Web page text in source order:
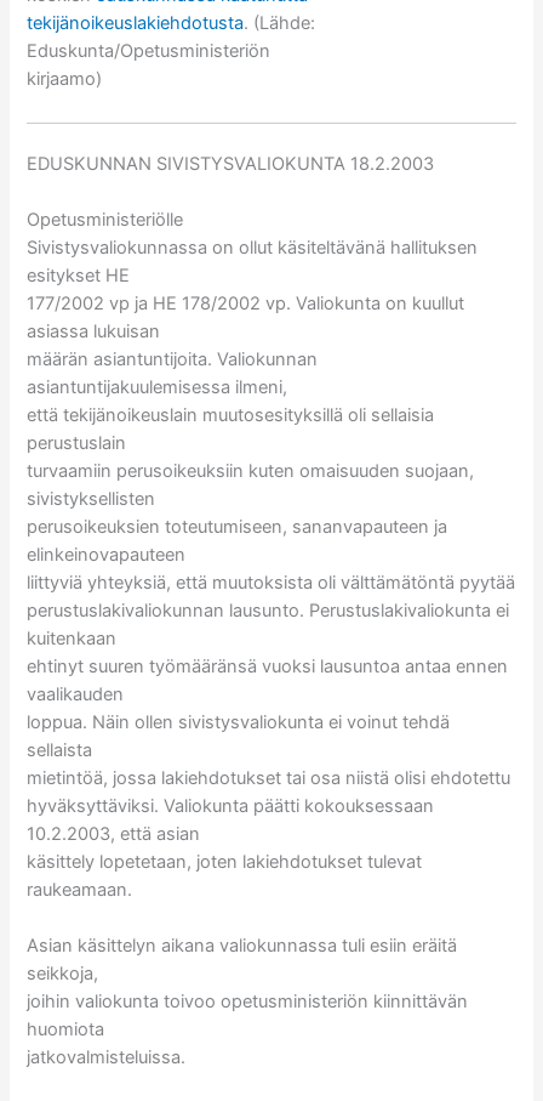
tekijänoikeuslakiehdotusta. (Lähde:
Eduskunta/Opetusministeriön
kirjaamo)
EDUSKUNNAN SIVISTYSVALIOKUNTA 18.2.2003
Opetusministeriölle
Sivistysvaliokunnassa on ollut käsiteltävänä hallituksen
esitykset HE
177/2002 vp ja HE 178/2002 vp. Valiokunta on kuullut
asiassa lukuisan
määrän asiantuntijoita. Valiokunnan
asiantuntijakuulemisessa ilmeni,
että tekijänoikeuslain muutosesityksillä oli sellaisia
perustuslain
turvaamiin perusoikeuksiin kuten omaisuuden suojaan,
sivistyksellisten
perusoikeuksien toteutumiseen, sananvapauteen ja
elinkeinovapauteen
liittyviä yhteyksiä, että muutoksista oli välttämätöntä pyytää
perustuslakivaliokunnan lausunto. Perustuslakivaliokunta ei
kuitenkaan
ehtinyt suuren työmääränsä vuoksi lausuntoa antaa ennen
vaalikauden
loppua. Näin ollen sivistysvaliokunta ei voinut tehdä
sellaista
mietintöä, jossa lakiehdotukset tai osa niistä olisi ehdotettu
hyväksyttäviksi. Valiokunta päätti kokouksessaan
10.2.2003, että asian
käsittely lopetetaan, joten lakiehdotukset tulevat
raukeamaan.
Asian käsittelyn aikana valiokunnassa tuli esiin eräitä
seikkoja,
joihin valiokunta toivoo opetusministeriön kiinnittävän
huomiota
jatkovalmisteluissa.